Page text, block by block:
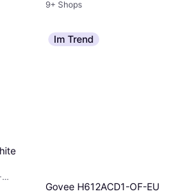
9+ Shops
Im Trend
Govee H612ACD1-OF-EU